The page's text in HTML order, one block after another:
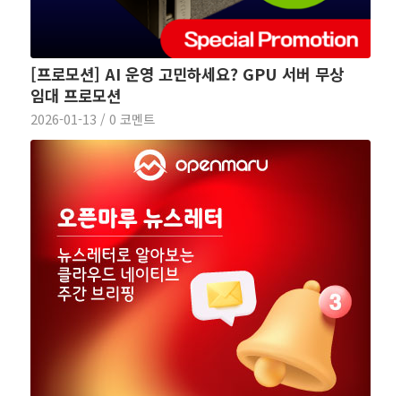
[프로모션] AI 운영 고민하세요? GPU 서버 무상
임대 프로모션
2026-01-13 / 0 코멘트